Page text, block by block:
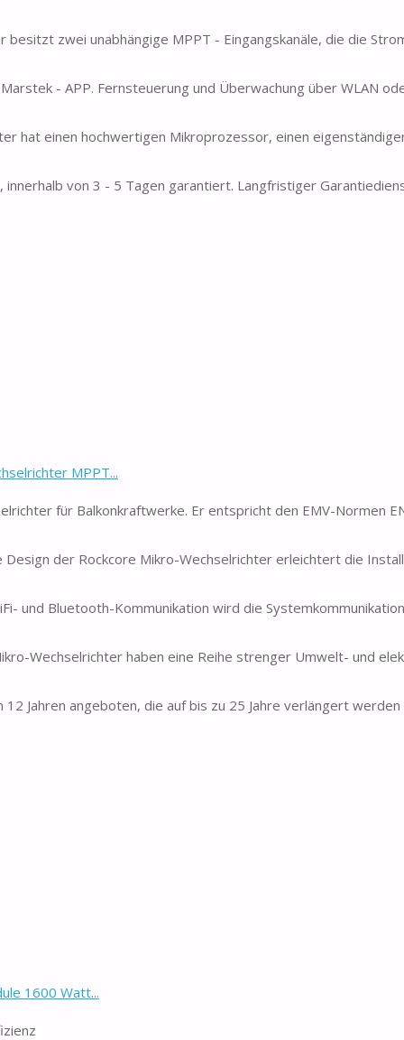
zwei unabhängige MPPT - Eingangskanäle, die die
- APP. Fernsteuerung und Überwachung über WLAN
hat einen hochwertigen Mikroprozessor, einen
von 3 - 5 Tagen garantiert. Langfristiger
MPPT...
für Balkonkraftwerke. Er entspricht den EMV-Normen
der Rockcore Mikro-Wechselrichter erleichtert die
und Bluetooth-Kommunikation wird die Systemkommunikation
Wechselrichter haben eine Reihe strenger Umwelt- und
Jahren angeboten, die auf bis zu 25 Jahre verlängert werden
1600 Watt...